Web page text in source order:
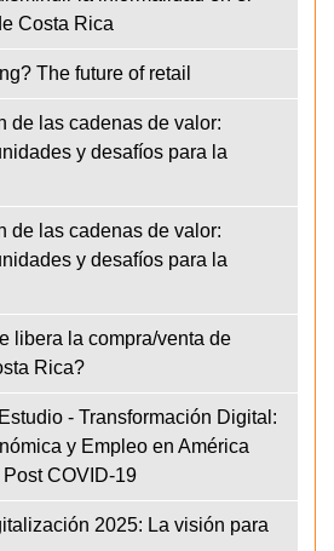
Costa Rica
The future of retail
de las cadenas de valor:
y desafíos para la
de las cadenas de valor:
y desafíos para la
libera la compra/venta de
Rica?
- Transformación Digital:
y Empleo en América
COVID-19
2025: La visión para